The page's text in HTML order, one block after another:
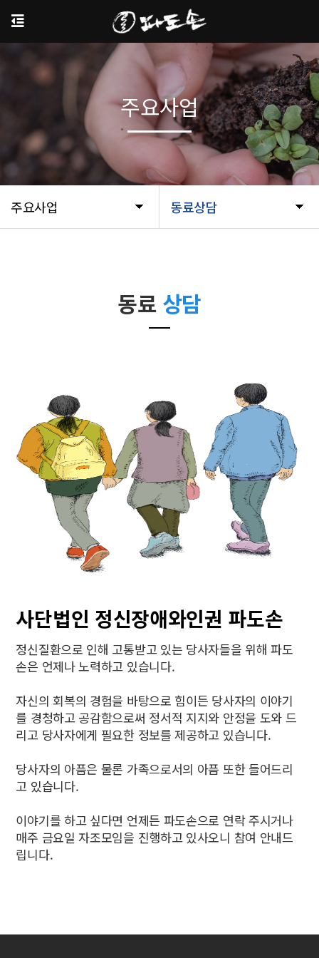
주요사업 동료상담
주요사업
동료 상담
사단법인 정신장애와인권 파도손
정신질환으로 인해 고통받고 있는 당사자들을 위해 파도
손은 언제나 노력하고 있습니다.
자신의 회복의 경험을 바탕으로 힘이든 당사자의 이야기
를 경청하고 공감함으로써 정서적 지지와 안정을 도와 드
리고 당사자에게 필요한 정보를 제공하고 있습니다.
당사자의 아픔은 물론 가족으로서의 아픔 또한 들어드리
고 있습니다.
이야기를 하고 싶다면 언제든 파도손으로 연락 주시거나
매주 금요일 자조모임을 진행하고 있사오니 참여 안내드
립니다.